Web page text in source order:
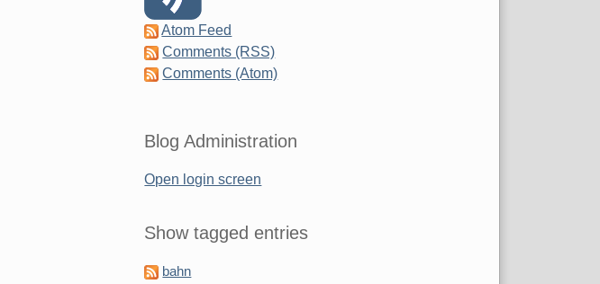
Atom Feed
Comments (RSS)
Comments (Atom)
Blog Administration
Open login screen
Show tagged entries
bahn